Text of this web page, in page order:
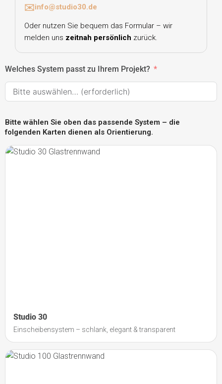
✉️info@studio30.de
Oder nutzen Sie bequem das Formular – wir
melden uns zeitnah persönlich zurück.
Welches System passt zu Ihrem Projekt?
Bitte wählen Sie oben das passende System – die
folgenden Karten dienen als Orientierung.
Studio 30
Einscheibensystem – schlank, elegant & transparent